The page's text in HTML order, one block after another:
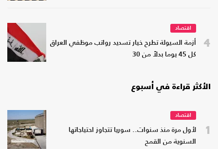
4
اقتصاد
أزمة السيولة تطرح خيار تسديد رواتب موظفي العراق
كل 45 يوما بدلاً من 30
الأكثر قراءة في أسبوع
1
اقتصاد
لأول مرة منذ سنوات.. سوريا تتجاوز احتياجاتها
السنوية من القمح